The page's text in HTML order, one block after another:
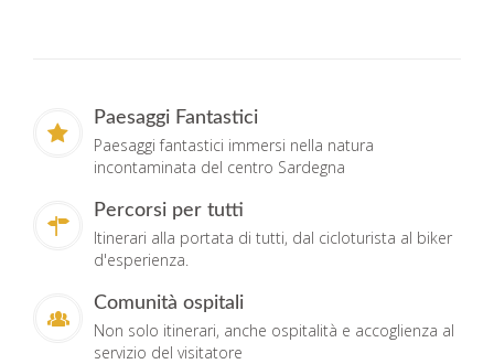
Paesaggi Fantastici
Paesaggi fantastici immersi nella natura
incontaminata del centro Sardegna
Percorsi per tutti
Itinerari alla portata di tutti, dal cicloturista al biker
d'esperienza.
Comunità ospitali
Non solo itinerari, anche ospitalità e accoglienza al
servizio del visitatore